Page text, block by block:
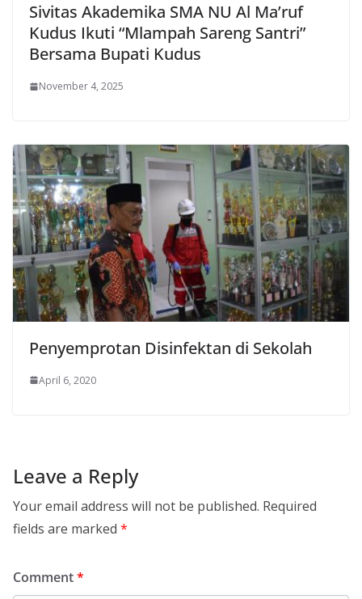
Sivitas Akademika SMA NU Al Ma’ruf
Kudus Ikuti “Mlampah Sareng Santri”
Bersama Bupati Kudus
November 4, 2025
Penyemprotan Disinfektan di Sekolah
April 6, 2020
Leave a Reply
Your email address will not be published. Required
fields are marked *
Comment*